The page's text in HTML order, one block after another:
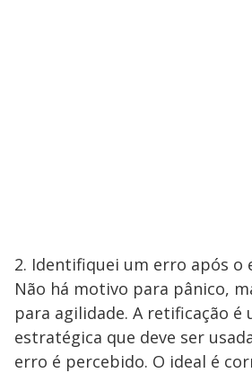
2. Identifiquei um erro após o
Não há motivo para pânico,
para agilidade. A retificação é
estratégica que deve ser
erro é percebido. O ideal é